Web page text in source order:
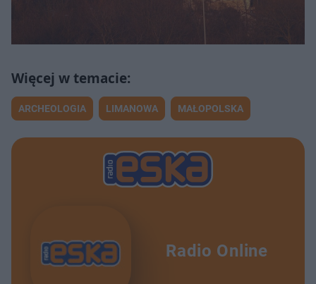
ARCHEOLOGIA LIMANOWA MAŁOPOLSKA
Radio Online